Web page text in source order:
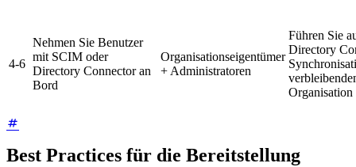
4-6
Nehmen Sie Benutzer
mit SCIM oder
Directory Connector an
Bord
Organisationseigentümer
+ Administratoren
Führen Sie
Directory
Organisation
Best Practices für die Bereitstellung